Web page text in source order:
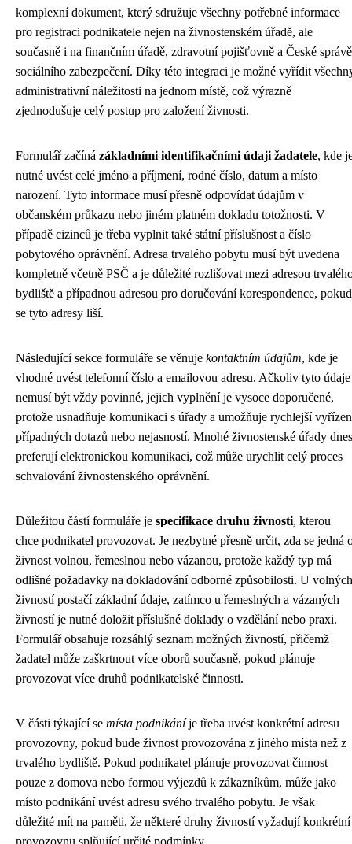
komplexní dokument, který sdružuje všechny potřebné informace
pro registraci podnikatele nejen na živnostenském úřadě, ale
současně i na finančním úřadě, zdravotní pojišťovně a České správě
sociálního zabezpečení. Díky této integraci je možné vyřídit
administrativní náležitosti na jednom místě, což výrazně
zjednodušuje celý postup pro založení živnosti.
Formulář začíná základními identifikačními údaji žadatele, kde
nutné uvést celé jméno a příjmení, rodné číslo, datum a místo
narození. Tyto informace musí přesně odpovídat údajům v
občanském průkazu nebo jiném platném dokladu totožnosti. V
případě cizinců je třeba vyplnit také státní příslušnost a číslo
pobytového oprávnění. Adresa trvalého pobytu musí být uvedena
kompletně včetně PSČ a je důležité rozlišovat mezi adresou
bydliště a případnou adresou pro doručování korespondence, pokud
se tyto adresy liší.
Následující sekce formuláře se věnuje kontaktním údajům, kde je
vhodné uvést telefonní číslo a emailovou adresu. Ačkoliv tyto údaje
nemusí být vždy povinné, jejich vyplnění je vysoce doporučené,
protože usnadňuje komunikaci s úřady a umožňuje rychlejší
případných dotazů nebo nejasností. Mnohé živnostenské úřady dnes
preferují elektronickou komunikaci, což může urychlit celý proces
schvalování živnostenského oprávnění.
Důležitou částí formuláře je specifikace druhu živnosti, kterou
chce podnikatel provozovat. Je nezbytné přesně určit, zda se jedná
živnost volnou, řemeslnou nebo vázanou, protože každý typ má
odlišné požadavky na dokladování odborné způsobilosti. U volných
živností postačí základní údaje, zatímco u řemeslných a vázaných
živností je nutné doložit příslušné doklady o vzdělání nebo praxi.
Formulář obsahuje rozsáhlý seznam možných živností, přičemž
žadatel může zaškrtnout více oborů současně, pokud plánuje
provozovat více druhů podnikatelské činnosti.
V části týkající se místa podnikáníje třeba uvést konkrétní adresu
provozovny, pokud bude živnost provozována z jiného místa než z
trvalého bydliště. Pokud podnikatel plánuje provozovat činnost
pouze z domova nebo formou výjezdů k zákazníkům, může jako
místo podnikání uvést adresu svého trvalého pobytu. Je však
důležité mít na paměti, že některé druhy živností vyžadují konkrétní
provozovnu splňující určité podmínky.